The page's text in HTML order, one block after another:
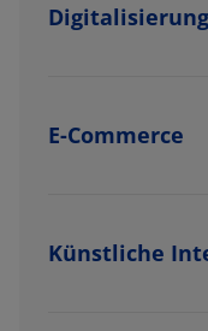
E-Commerce
Künstliche